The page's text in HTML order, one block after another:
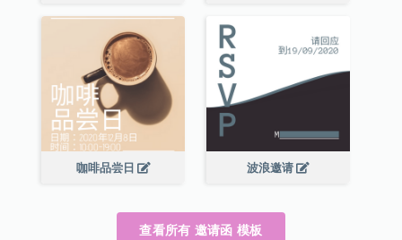
咖啡品尝日 波浪邀请
查看所有 邀请函 模板